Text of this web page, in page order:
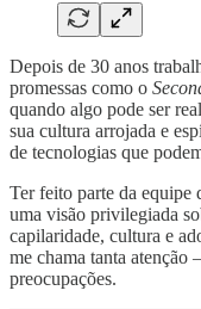
Depois de 30 anos
promessas como o
quando algo pode ser
sua cultura arrojada e
de tecnologias que
Ter feito parte da equipe
uma visão privilegiada
capilaridade, cultura e
me chama tanta atenção
preocupações.